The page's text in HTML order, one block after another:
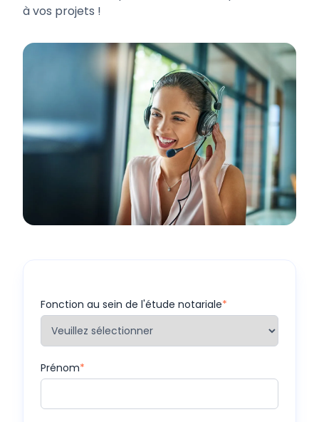
à vos projets !
Fonction au sein de l'étude notariale*
Prénom*